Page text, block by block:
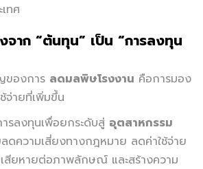
ทศ
าก “ต้นทุน” เป็น “การลงทุน
ของการ ลดมลพิษโรงงาน คือการมอง
จ่ายที่เพิ่มขึ้น
รลงทุนเพื่อยกระดับสู่ อุตสาหกรรม
ดความเสี่ยงทางกฎหมาย ลดค่าใช้จ่าย
สียหายต่อภาพลักษณ์ และสร้างความ